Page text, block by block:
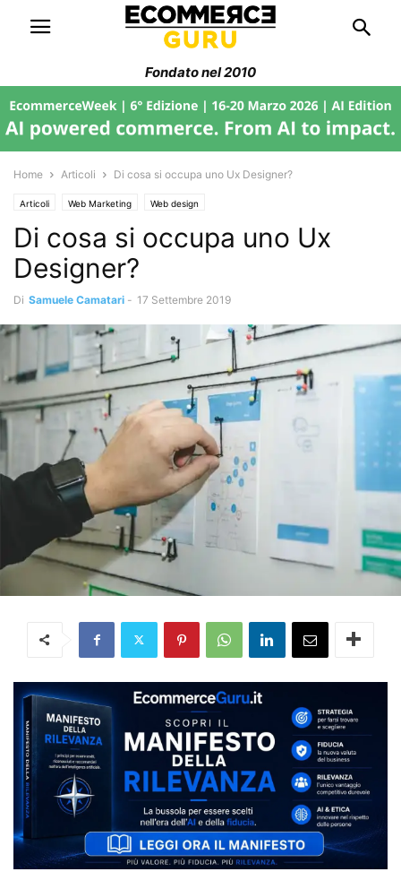
Fondato nel 2010
Home Articoli Di cosa si occupa uno Ux Designer?
Articoli Web Marketing Web design
Di cosa si occupa uno Ux
Designer?
Di Samuele Camatari - 17 Settembre 2019